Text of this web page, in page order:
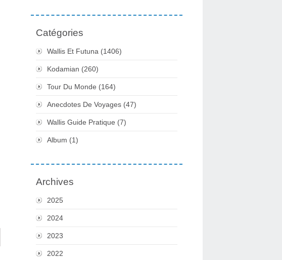
Catégories
Wallis Et Futuna (1406)
Kodamian (260)
Tour Du Monde (164)
Anecdotes De Voyages (47)
Wallis Guide Pratique (7)
Album (1)
Archives
2025
2024
2023
2022